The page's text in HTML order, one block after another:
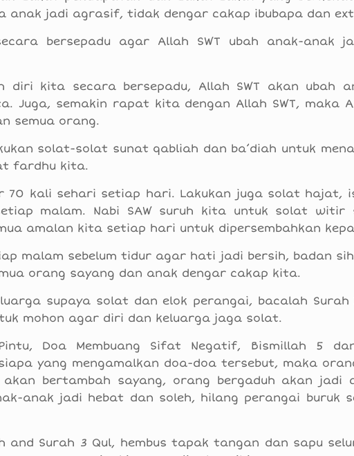
anak jadi agrasif, tidak dengar cakap ibubapa dan
bersepadu agar Allah SWT ubah anak-anak
diri kita secara bersepadu, Allah SWT akan ubah
Juga, semakin rapat kita dengan Allah SWT, maka
semua orang.
solat-solat sunat qabliah dan ba’diah untuk
fardhu kita.
kali sehari setiap hari. Lakukan juga solat hajat,
malam. Nabi SAW suruh kita untuk solat witir
amalan kita setiap hari untuk dipersembahkan
malam sebelum tidur agar hati jadi bersih, badan
orang sayang dan anak dengar cakap kita.
supaya solat dan elok perangai, bacalah
mohon agar diri dan keluarga jaga solat.
Doa Membuang Sifat Negatif, Bismillah 5
yang mengamalkan doa-doa tersebut, maka
bertambah sayang, orang bergaduh akan jadi
anak jadi hebat dan soleh, hilang perangai buruk
and Surah 3 Qul, hembus tapak tangan dan sapu